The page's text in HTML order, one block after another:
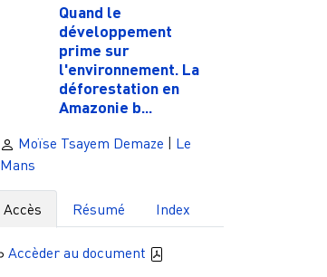
Quand le
développement
prime sur
l'environnement. La
déforestation en
Amazonie b...
Moïse Tsayem Demaze | Le
Mans
Accès Résumé Index
Accèder au document